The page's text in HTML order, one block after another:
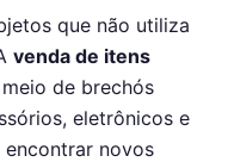
que não utiliza
venda de itens
de brechós
eletrônicos e
novos